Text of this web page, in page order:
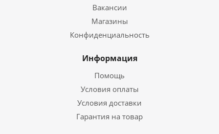
Вакансии
Магазины
Конфиденциальность
Информация
Помощь
Условия оплаты
Условия доставки
Гарантия на товар